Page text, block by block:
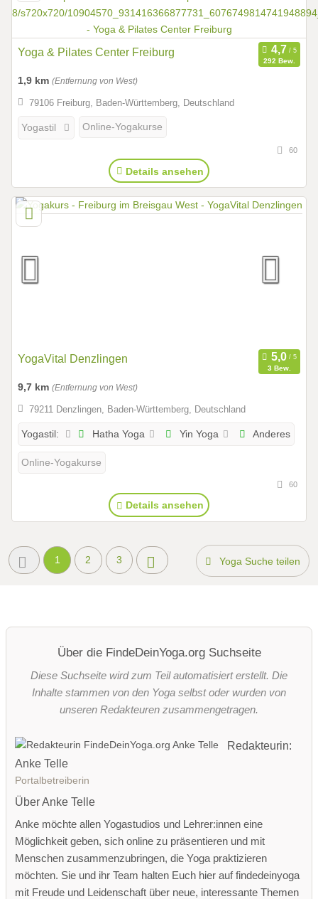
Yoga & Pilates Center Freiburg
292 Bew.
1,9 km (Entfernung von West)
79106 Freiburg, Baden-Württemberg, Deutschland
Yogastil Online-Yogakurse
60
Details ansehen
YogaVital Denzlingen
3 Bew.
9,7 km (Entfernung von West)
79211 Denzlingen, Baden-Württemberg, Deutschland
Yogastil: Hatha Yoga Yin Yoga Anderes
Online-Yogakurse
60
Details ansehen
1 2 3 Yoga Suche teilen
Über die FindeDeinYoga.org Suchseite
Diese Suchseite wird zum Teil automatisiert erstellt. Die
Inhalte stammen von den Yoga selbst oder wurden von
unseren Redakteuren zusammengetragen.
Redakteurin:
Anke Telle
Portalbetreiberin
Über Anke Telle
Anke möchte allen Yogastudios und Lehrer:innen eine
Möglichkeit geben, sich online zu präsentieren und mit
Menschen zusammenzubringen, die Yoga praktizieren
möchten. Sie und ihr Team halten Euch hier auf findedeinyoga
mit Freude und Leidenschaft über neue, interessante Themen